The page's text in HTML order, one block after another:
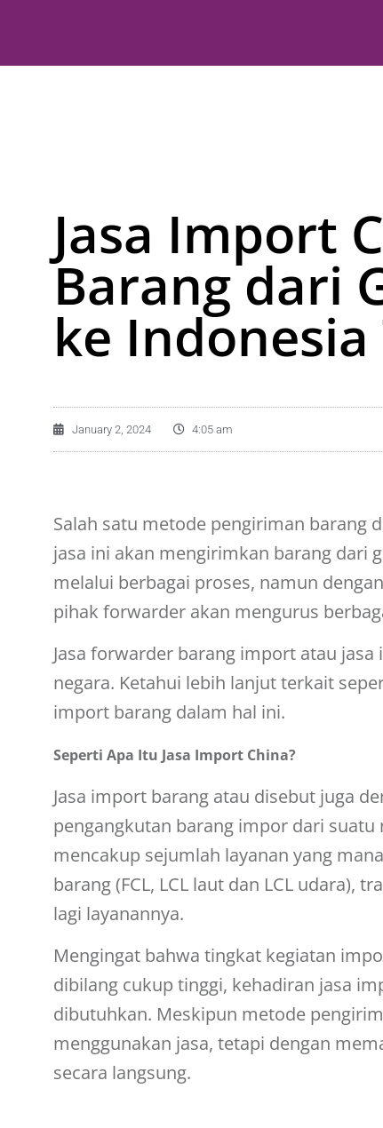
Jasa Import
Barang dari
ke
January 2, 2024 4:05 am
Salah satu metode pengiriman barang
jasa ini akan mengirimkan barang dari
melalui berbagai proses, namun
pihak forwarder akan mengurus
Jasa forwarder barang import atau
negara. Ketahui lebih lanjut terkait
import barang dalam hal ini.
Seperti Apa Itu Jasa Import China?
Jasa import barang atau disebut juga
pengangkutan barang impor dari suatu
mencakup sejumlah layanan yang
barang (FCL, LCL laut dan LCL udara),
lagi layanannya.
Mengingat bahwa tingkat kegiatan
dibilang cukup tinggi, kehadiran jasa
dibutuhkan. Meskipun metode
menggunakan jasa, tetapi dengan
secara langsung.